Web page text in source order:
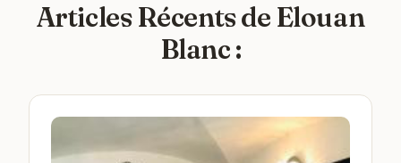
Articles Récents de Elouan
Blanc :